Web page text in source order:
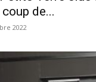
de...
2022